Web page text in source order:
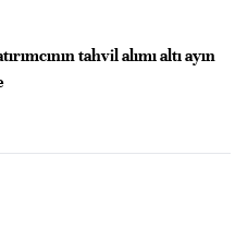
tahvil alımı altı ayın